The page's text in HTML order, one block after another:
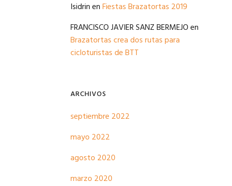
IsidrinenFiestas Brazatortas 2019
FRANCISCO JAVIER SANZ BERMEJOen
Brazatortas crea dos rutas para
cicloturistas de BTT
ARCHIVOS
septiembre 2022
mayo 2022
agosto 2020
marzo 2020